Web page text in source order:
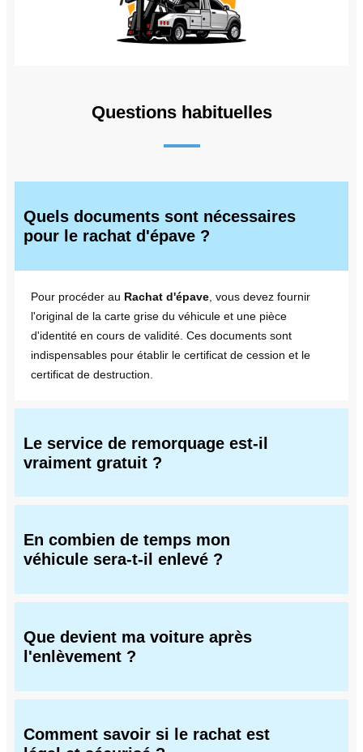
Questions habituelles
Quels documents sont nécessaires
pour le rachat d'épave ?
Pour procéder au Rachat d'épave , vous devez fournir
l'original de la carte grise du véhicule et une pièce
d'identité en cours de validité. Ces documents sont
indispensables pour établir le certificat de cession et le
certificat de destruction.
Le service de remorquage est-il
vraiment gratuit ?
En combien de temps mon
véhicule sera-t-il enlevé ?
Que devient ma voiture après
l'enlèvement ?
Comment savoir si le rachat est